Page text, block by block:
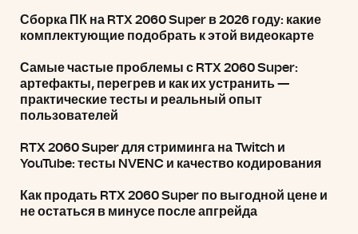
Сборка ПК на RTX 2060 Super в 2026 году: какие
комплектующие подобрать к этой видеокарте
Самые частые проблемы с RTX 2060 Super:
артефакты, перегрев и как их устранить —
практические тесты и реальный опыт
пользователей
RTX 2060 Super для стриминга на Twitch и
YouTube: тесты NVENC и качество кодирования
Как продать RTX 2060 Super по выгодной цене и
не остаться в минусе после апгрейда